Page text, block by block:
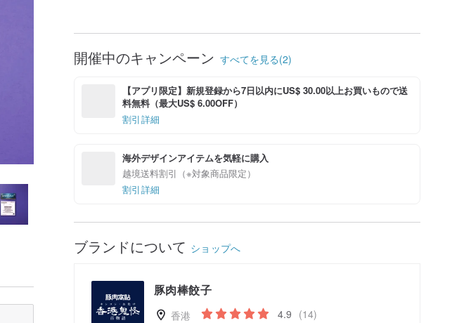
開催中のキャンペーン すべてを見る(2)
【アプリ限定】新規登録から7日以内にUS$ 30.00以上お買いもので送
料無料（最大US$ 6.00OFF）
割引詳細
海外デザインアイテムを気軽に購入
越境送料割引（※対象商品限定）
割引詳細
ブランドについて ショップへ
豚肉棒餃子
香港 4.9 (14)